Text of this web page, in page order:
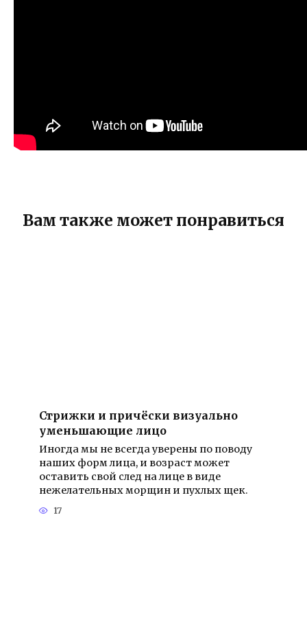
Вам также может понравиться
Стрижки и причёски визуально
уменьшающие лицо
Иногда мы не всегда уверены по поводу
наших форм лица, и возраст может
оставить свой след на лице в виде
нежелательных морщин и пухлых щек.
17